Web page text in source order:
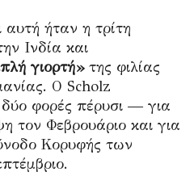
αυτή ήταν η τρίτη
Ινδία και
γιορτή»της φιλίας
Ο Scholz
δύο φορές πέρυσι — για
τον Φεβρουάριο και για
Κορυφής των